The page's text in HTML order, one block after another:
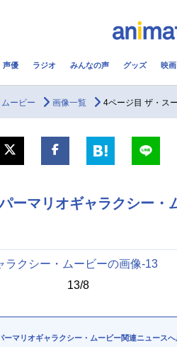
音楽
実写化映画一覧
声優 ラジオ みんなの声 グッズ 映画
ービー 画像一覧 4ページ目 ザ・ス
ーマリオギャラクシー・
13/8
ーマリオギャラクシー・ムービー関連ニュースへ